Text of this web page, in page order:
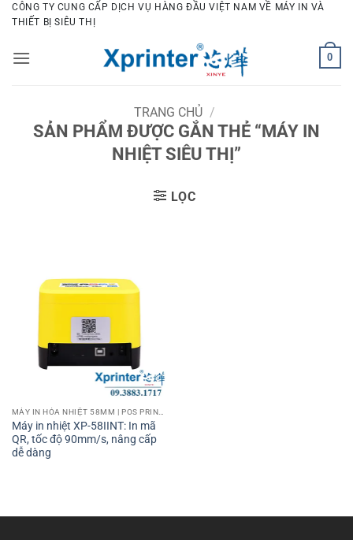
Bỏ
qua
dung
CÔNG TY CUNG CẤP DỊCH VỤ HÀNG ĐẦU VIỆT NAM VỀ MÁY IN VÀ
THIẾT BỊ SIÊU THỊ
0
TRANG CHỦ /
SẢN PHẨM ĐƯỢC GẮN THẺ “MÁY IN
NHIỆT SIÊU THỊ”
LỌC
Máy in nhiệt XP-58IINT: In mã
QR, tốc độ 90mm/s, nâng cấp
dễ dàng